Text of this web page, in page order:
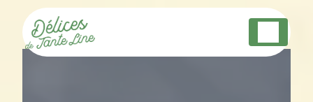
Panneau de gestion des cookies